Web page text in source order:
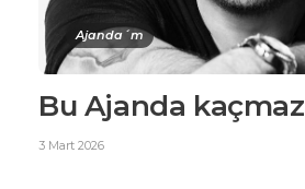
Ajanda´m
Bu Ajanda
3 Mart 2026